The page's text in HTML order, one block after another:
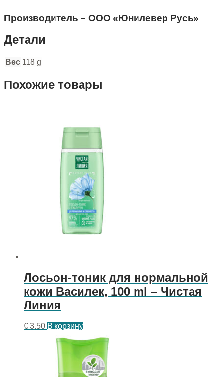
Производитель – ООО «Юнилевер Русь»
Детали
Вес 118 g
Похожие товары
Лосьон-тоник для нормальной
кожи Василек, 100 ml – Чистая
Линия
€ 3.50 В корзину